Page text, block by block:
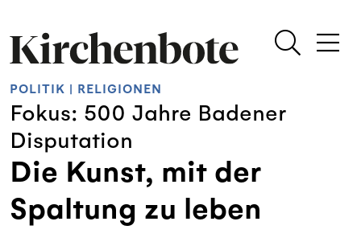
POLITIK RELIGIONEN
Fokus: 500 Jahre Badener
Disputation
Die Kunst, mit der
Spaltung zu leben